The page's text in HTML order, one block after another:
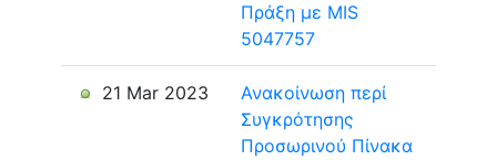
Πράξη με MIS
5047757
21 Mar 2023
Ανακοίνωση περί
Συγκρότησης
Προσωρινού Πίνακα